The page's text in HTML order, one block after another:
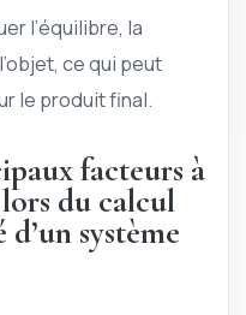
l’équilibre, la
ce qui peut
le produit final.
facteurs à
du calcul
système